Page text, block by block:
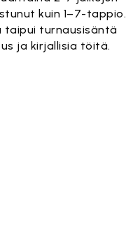
kuin 1–7-tappio.
taipui turnausisäntä
ja kirjallisia töitä.